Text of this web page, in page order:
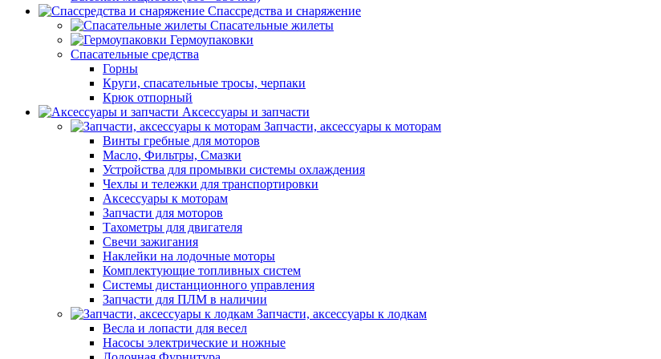
Спассредства и снаряжение
Спасательные жилеты
Гермоупаковки
Спасательные средства
Горны
Круги, спасательные тросы, черпаки
Крюк отпорный
Аксессуары и запчасти
Запчасти, аксессуары к моторам
Винты гребные для моторов
Масло, Фильтры, Смазки
Устройства для промывки системы охлаждения
Чехлы и тележки для транспортировки
Аксессуары к моторам
Запчасти для моторов
Тахометры для двигателя
Свечи зажигания
Наклейки на лодочные моторы
Комплектующие топливных систем
Системы дистанционного управления
Запчасти для ПЛМ в наличии
Запчасти, аксессуары к лодкам
Весла и лопасти для весел
Насосы электрические и ножные